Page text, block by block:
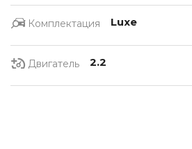
Комплектация Luxe
Двигатель 2.2